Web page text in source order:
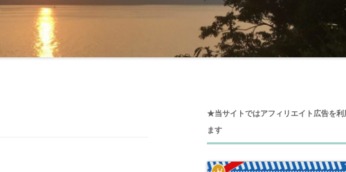
【WORDPRESS】GRAVATARを使っ
★当サイトではアフィリエイト広告を利
ます